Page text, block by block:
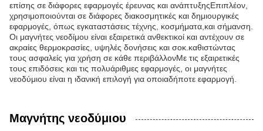
επίσης σε διάφορες εφαρμογές έρευνας και ανάπτυξηςΕπιπλέον,
χρησιμοποιούνται σε διάφορες διακοσμητικές και δημιουργικές
εφαρμογές, όπως εγκαταστάσεις τέχνης, κοσμήματα,και σήμανση.
Οι μαγνήτες νεοδίμου είναι εξαιρετικά ανθεκτικοί και αντέχουν σε
ακραίες θερμοκρασίες, υψηλές δονήσεις και σοκ.καθιστώντας
τους ασφαλείς για χρήση σε κάθε περιβάλλονΜε τις εξαιρετικές
τους επιδόσεις και τις πολυάριθμες εφαρμογές, οι μαγνήτες
νεοδύμιου είναι η ιδανική επιλογή για οποιαδήποτε εφαρμογή.
Μαγνήτης νεοδύμιου